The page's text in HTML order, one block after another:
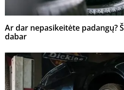
Ar dar nepasikeitėte padangų?
dabar